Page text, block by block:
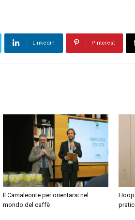
Linkedin Pinterest
Il Camaleonte per orientarsi nel
mondo del caffè
Hoop